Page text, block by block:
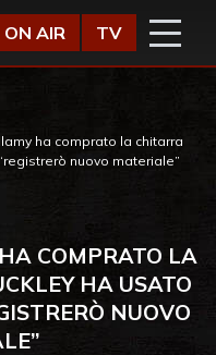
ON AIR TV
ha comprato la chitarra
nuovo materiale”
COMPRATO LA
HA USATO
NUOVO